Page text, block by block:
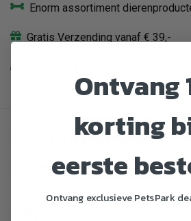
Enorm assortiment
Gratis Verzending vanaf € 39,-
Specificaties
Artikelnummer
Ontvang
korting
eerste
Ontvang exclusieve PetsPark